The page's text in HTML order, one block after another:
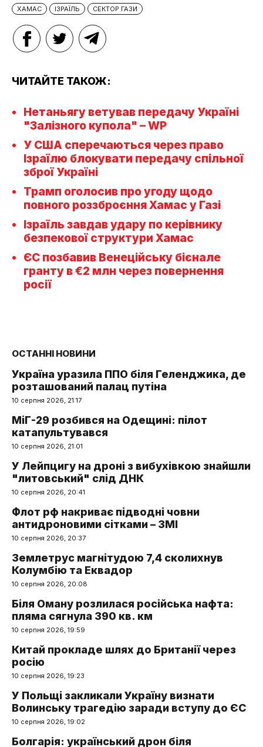
ХАМАС ІЗРАЇЛЬ СЕКТОР ГАЗИ
ЧИТАЙТЕ ТАКОЖ:
Нетаньягу ветував передачу Україні
"Залізного купола" – WP
У США сперечаються через право
Ізраїлю блокувати передачу спільної
зброї Україні
Трамп оголосив про угоду щодо
повного роззброєння Хамас у Газі
Ізраїль завдав удару по керівнику
безпекової структури Хамас
ЄС позбавив Венеційську бієнале
гранту в €2 млн через повернення
росії
ОСТАННІ НОВИНИ
Україна уразила ППО біля Геленджика, де
розташований палац путіна
10 серпня 2026, 21:17
МіГ-29 розбився на Одещині: пілот
катапультувався
10 серпня 2026, 21:01
У Лейпцигу на дроні з вибухівкою знайшли
"литовський" слід ДНК
10 серпня 2026, 20:41
Флот рф накриває підводні човни
антидроновими сітками – ЗМІ
10 серпня 2026, 20:37
Землетрус магнітудою 7,4 сколихнув
Колумбію та Еквадор
10 серпня 2026, 20:08
Біля Оману розлилася російська нафта:
пляма сягнула 390 кв. км
10 серпня 2026, 19:59
Китай прокладе шлях до Британії через
росію
10 серпня 2026, 19:23
У Польщі закликали Україну визнати
Волинську трагедію заради вступу до ЄС
10 серпня 2026, 19:02
Болгарія: український дрон біля